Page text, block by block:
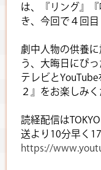
は、『リング』
き、今回で４回目
劇中人物の供養
う、大晦日にぴっ
テレビと
２』をお楽しみく
読経配信は
送より10分早く
https://